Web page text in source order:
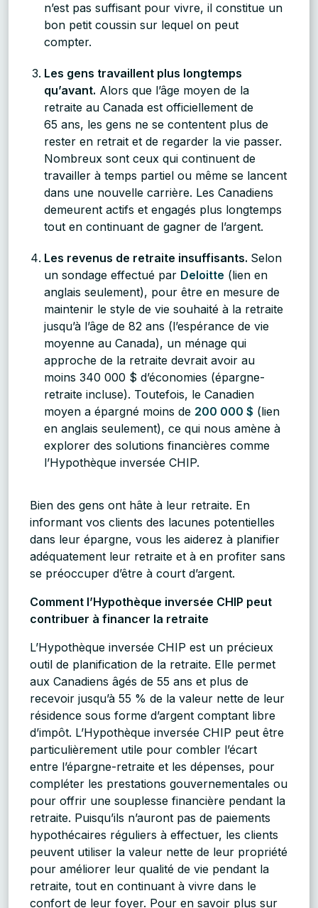
n’est pas suffisant pour vivre, il constitue un
bon petit coussin sur lequel on peut
compter.
Les gens travaillent plus longtemps
qu’avant. Alors que l’âge moyen de la
retraite au Canada est officiellement de
65 ans, les gens ne se contentent plus de
rester en retrait et de regarder la vie passer.
Nombreux sont ceux qui continuent de
travailler à temps partiel ou même se lancent
dans une nouvelle carrière. Les Canadiens
demeurent actifs et engagés plus longtemps
tout en continuant de gagner de l’argent.
Les revenus de retraite insuffisants. Selon
un sondage effectué par Deloitte (lien en
anglais seulement), pour être en mesure de
maintenir le style de vie souhaité à la retraite
jusqu’à l’âge de 82 ans (l’espérance de vie
moyenne au Canada), un ménage qui
approche de la retraite devrait avoir au
moins 340 000 $ d’économies (épargne-
retraite incluse). Toutefois, le Canadien
moyen a épargné moins de 200 000 $ (lien
en anglais seulement), ce qui nous amène à
explorer des solutions financières comme
l’Hypothèque inversée CHIP.
Bien des gens ont hâte à leur retraite. En
informant vos clients des lacunes potentielles
dans leur épargne, vous les aiderez à planifier
adéquatement leur retraite et à en profiter sans
se préoccuper d’être à court d’argent.
Comment l’Hypothèque inversée CHIP peut
contribuer à financer la retraite
L’Hypothèque inversée CHIP est un précieux
outil de planification de la retraite. Elle permet
aux Canadiens âgés de 55 ans et plus de
recevoir jusqu’à 55 % de la valeur nette de leur
résidence sous forme d’argent comptant libre
d’impôt. L’Hypothèque inversée CHIP peut être
particulièrement utile pour combler l’écart
entre l’épargne-retraite et les dépenses, pour
compléter les prestations gouvernementales ou
pour offrir une souplesse financière pendant la
retraite. Puisqu’ils n’auront pas de paiements
hypothécaires réguliers à effectuer, les clients
peuvent utiliser la valeur nette de leur propriété
pour améliorer leur qualité de vie pendant la
retraite, tout en continuant à vivre dans le
confort de leur foyer. Pour en savoir plus sur